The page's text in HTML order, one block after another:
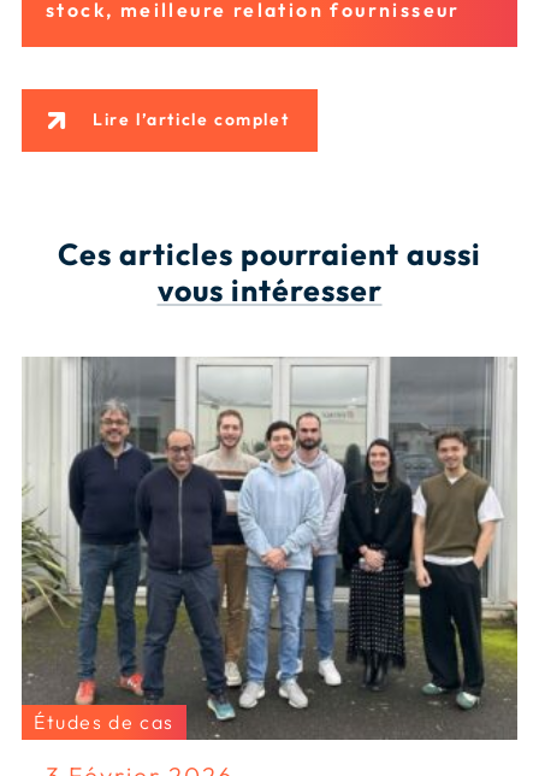
stock, meilleure relation fournisseur
Lire l’article complet
Ces articles pourraient aussi
vous intéresser
Études de cas